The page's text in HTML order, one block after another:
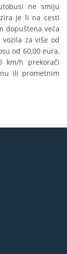
ne smiju
je li na cesti
dopuštena veća
za više od
od 60,00 eura,
km/h prekorači
ili prometnim